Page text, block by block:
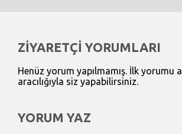
ZİYARETÇİ YORUMLARI
Henüz yorum yapılmamış. İlk yorumu
aracılığıyla siz yapabilirsiniz.
YORUM YAZ